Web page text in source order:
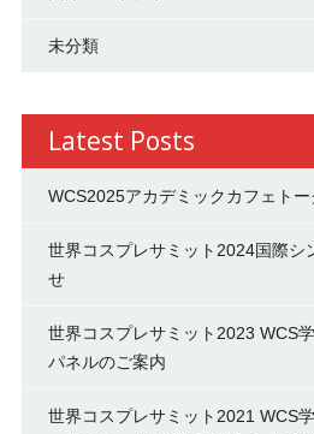
未分類
Latest Posts
WCS2025アカデミックカフェトー
世界コスプレサミット2024国際シ
せ
世界コスプレサミット2023 WCS
パネルのご案内
世界コスプレサミット2021 WCS